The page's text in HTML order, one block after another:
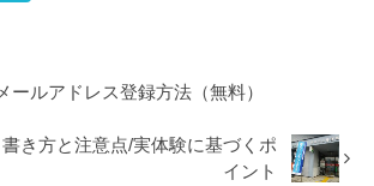
ールアドレス登録方法（無料）
書き方と注意点/実体験に基づくポ
イント